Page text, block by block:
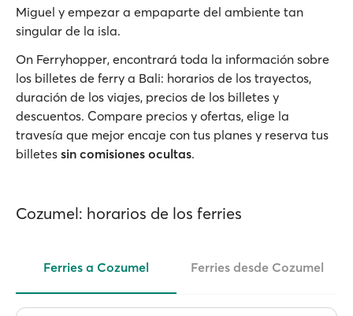
Miguel y empezar a empaparte del ambiente tan
singular de la isla.
On Ferryhopper, encontrará toda la información sobre
los billetes de ferry a Bali: horarios de los trayectos,
duración de los viajes, precios de los billetes y
descuentos. Compare precios y ofertas, elige la
travesía que mejor encaje con tus planes y reserva tus
billetes sin comisiones ocultas.
Cozumel: horarios de los ferries
Ferries a Cozumel Ferries desde Cozumel